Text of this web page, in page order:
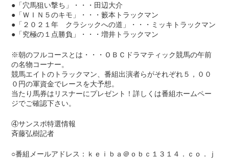
●「穴馬狙い撃ち」・・・田辺大介
●「ＷＩＮ５のキモ」・・・籔本トラックマン
●「２０２１年 クラシックへの道」・・・ミッキトラックマン
●「究極の１点勝負」・・・増井トラックマン
※朝のフルコースとは・・・ＯＢＣドラマティック競馬の午前
の名物コーナー。
競馬エイトのトラックマン、番組出演者らがそれぞれ５，００
０円の軍資金でレースを大予想。
当たり馬券はリスナーにプレゼント！詳しくは番組ホームペー
ジでご確認下さい。
④サンスポ特選情報
斉藤弘樹記者
○番組メールアドレス：ｋｅｉｂａ＠ｏｂｃ１３１４．ｃｏ．ｊ